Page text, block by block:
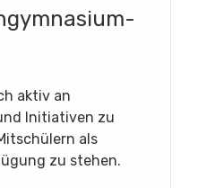
aktiv an
Initiativen zu
als
zu stehen.